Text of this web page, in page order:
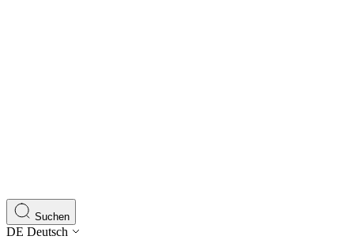
Suchen
DE Deutsch